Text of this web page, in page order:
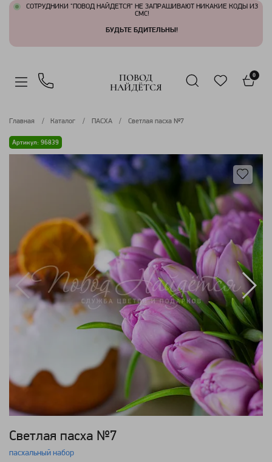
СОТРУДНИКИ "ПОВОД НАЙДЕТСЯ" НЕ ЗАПРАШИВАЮТ НИКАКИЕ КОДЫ ИЗ
СМС!
БУДЬТЕ БДИТЕЛЬНЫ!
ПОВОД
НАЙДЁТСЯ
0
Главная Каталог ПАСХА Светлая пасха №7
Артикул: 96839
Светлая пасха №7
пасхальный набор